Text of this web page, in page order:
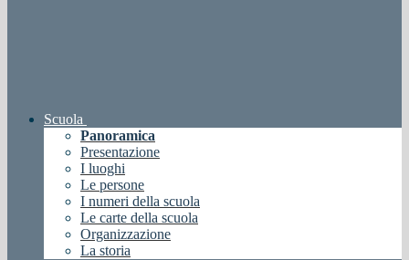
Scuola
Panoramica
Presentazione
I luoghi
Le persone
I numeri della scuola
Le carte della scuola
Organizzazione
La storia